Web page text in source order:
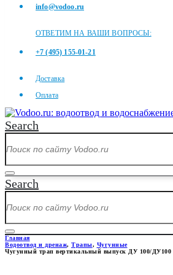
info@vodoo.ru
ОТВЕТИМ НА ВАШИ ВОПРОСЫ:
+7 (495) 155-01-21
Доставка
Оплата
Search
Search
Главная
Водоотвод и дренаж, Трапы, Чугунные
Чугунный трап вертикальный выпуск ДУ 100/ДУ100